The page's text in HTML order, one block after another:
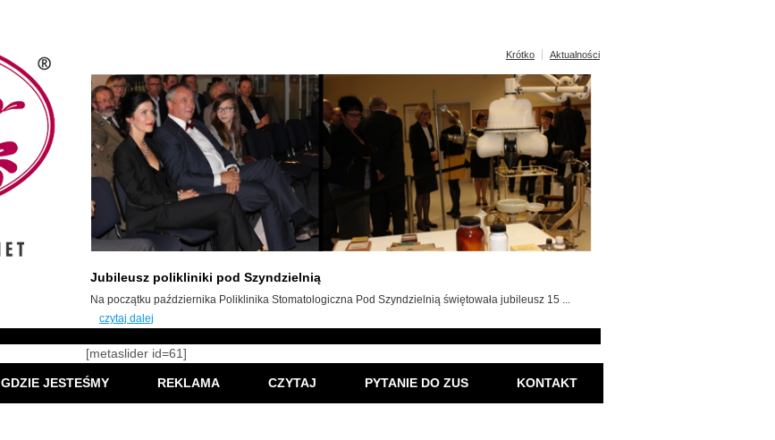
Krótko Aktualności
Jubileusz polikliniki pod Szyndzielnią
Na początku października Poliklinika Stomatologiczna Pod Szyndzielnią świętowała jubileusz 15 ...
czytaj dalej
[metaslider id=61]
GDZIE JESTEŚMY REKLAMA CZYTAJ PYTANIE DO ZUS KONTAKT